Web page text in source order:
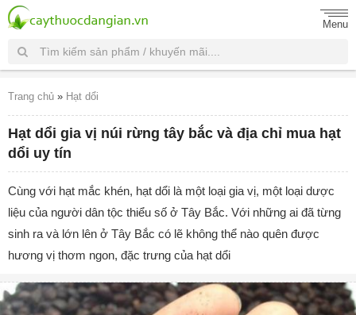
Menu
Trang chủ » Hạt dổi
Hạt dổi gia vị núi rừng tây bắc và địa chỉ mua hạt
dổi uy tín
Cùng với hạt mắc khén, hạt dổi là một loại gia vị, một loại dược
liệu của người dân tộc thiểu số ở Tây Bắc. Với những ai đã từng
sinh ra và lớn lên ở Tây Bắc có lẽ không thể nào quên được
hương vị thơm ngon, đặc trưng của hạt dổi